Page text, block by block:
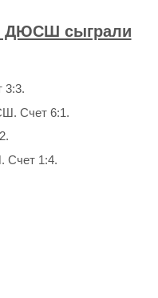
ДЮСШ сыграли
3:3.
Счет 6:1.
Счет 1:4.